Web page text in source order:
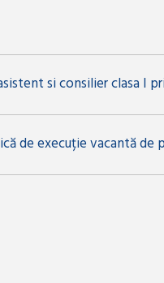
si consilier clasa I
de execuție vacantă